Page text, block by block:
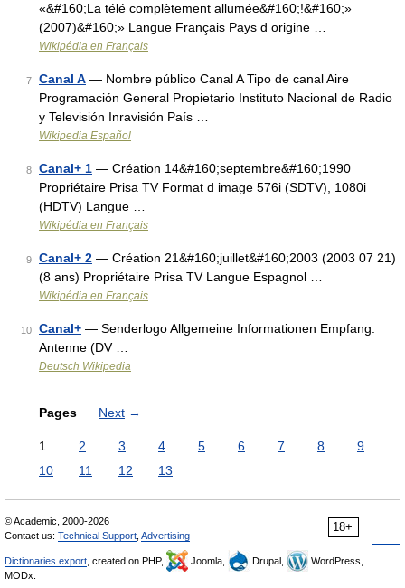
«&#160;La télé complètement allumée&#160;!&#160;»
(2007)&#160;» Langue Français Pays d origine …
Wikipédia en Français
7 Canal A — Nombre público Canal A Tipo de canal Aire
Programación General Propietario Instituto Nacional de Radio
y Televisión Inravisión País …
Wikipedia Español
8 Canal+ 1 — Création 14&#160;septembre&#160;1990
Propriétaire Prisa TV Format d image 576i (SDTV), 1080i
(HDTV) Langue …
Wikipédia en Français
9 Canal+ 2 — Création 21&#160;juillet&#160;2003 (2003 07 21)
(8 ans) Propriétaire Prisa TV Langue Espagnol …
Wikipédia en Français
10 Canal+ — Senderlogo Allgemeine Informationen Empfang:
Antenne (DV …
Deutsch Wikipedia
Pages Next →
1 2 3 4 5 6 7 8
9
10
11 12 13
18+
© Academic, 2000-2026
Contact us: Technical Support Advertising
Dictionaries export , created on PHP, Joomla, Drupal,
WordPress,
MODx.